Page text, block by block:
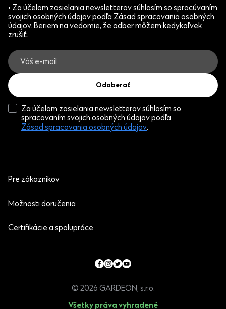
• Za účelom zasielania newsletterov súhlasím so spracúvaním
svojich osobných údajov podľa Zásad spracovania osobných
údajov. Beriem na vedomie, že odber môžem kedykoľvek
zrušiť.
Odoberať
Za účelom zasielania newsletterov súhlasím so
spracovaním svojich osobných údajov podľa
Zásad spracovania osobných údajov.
Pre zákazníkov
Certifikácie a spolupráce
Možnosti doručenia
© 2026 GARDEON, s.r.o.
Všetky práva vyhradené